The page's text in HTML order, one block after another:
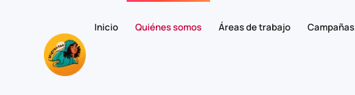
Skip to main content
Inicio Quiénes somos Áreas de trabajo Campañas